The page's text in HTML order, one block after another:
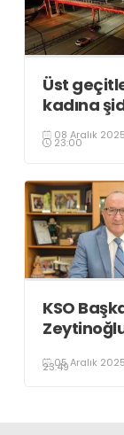
Üst
kadına
karşı
renkle
08 Aralık
23:00
KSO
verilerini
05 Aralık
23:49